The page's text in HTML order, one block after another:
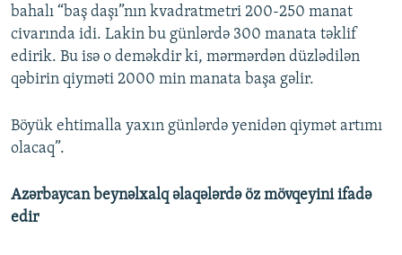
bahalı “baş daşı”nın kvadratmetri 200-250 manat
civarında idi. Lakin bu günlərdə 300 manata təklif
edirik. Bu isə o deməkdir ki, mərmərdən düzlədilən
qəbirin qiyməti 2000 min manata başa gəlir.
Böyük ehtimalla yaxın günlərdə yenidən qiymət artımı
olacaq”.
Azərbaycan beynəlxalq əlaqələrdə öz mövqeyini ifadə
edir